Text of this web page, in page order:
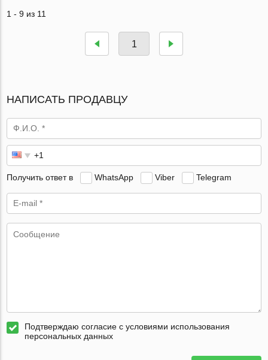
1 - 9 из 11
1
НАПИСАТЬ ПРОДАВЦУ
Получить ответ в WhatsApp Viber Telegram
Подтверждаю согласие с условиями использования
персональных данных